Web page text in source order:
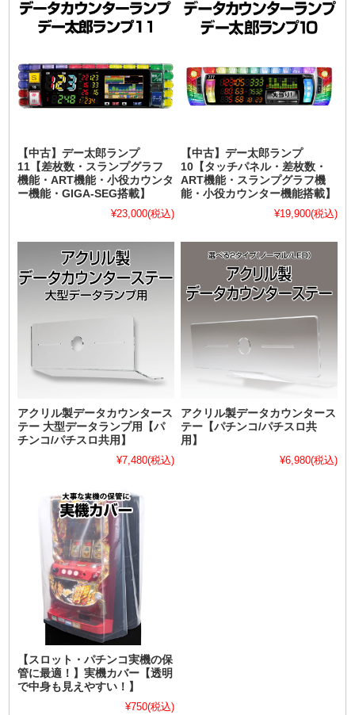
【中古】デー太郎ランプ
11【差枚数・スランプグラフ
機能・ART機能・小役カウンタ
ー機能・GIGA-SEG搭載】
¥23,000(税込)
【中古】デー太郎ランプ
10【タッチパネル・差枚数・
ART機能・スランプグラフ機
能・小役カウンター機能搭載】
¥19,900(税込)
アクリル製データカウンタース
テー 大型データランプ用【パ
チンコ/パチスロ共用】
¥7,480(税込)
アクリル製データカウンタース
テー【パチンコ/パチスロ共
用】
¥6,980(税込)
【スロット・パチンコ実機の保
管に最適！】実機カバー【透明
で中身も見えやすい！】
¥750(税込)